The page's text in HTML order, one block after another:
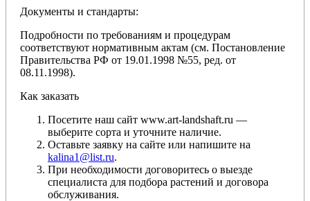
Документы и стандарты:
Подробности по требованиям и процедурам
соответствуют нормативным актам (см. Постановление
Правительства РФ от 19.01.1998 №55, ред. от
08.11.1998).
Как заказать
Посетите наш сайт www.art-landshaft.ru —
выберите сорта и уточните наличие.
Оставьте заявку на сайте или напишите на
kalina1@list.ru.
При необходимости договоритесь о выезде
специалиста для подбора растений и договора
обслуживания.